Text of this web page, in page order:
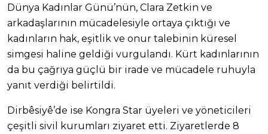
Dünya Kadınlar Günü’nün, Clara Zetkin ve
arkadaşlarının mücadelesiyle ortaya çıktığı ve
kadınların hak, eşitlik ve onur talebinin küresel
simgesi haline geldiği vurgulandı. Kürt kadınlarının
da bu çağrıya güçlü bir irade ve mücadele ruhuyla
yanıt verdiği belirtildi.
Dirbêsiyê’de ise Kongra Star üyeleri ve yöneticileri
çeşitli sivil kurumları ziyaret etti. Ziyaretlerde 8